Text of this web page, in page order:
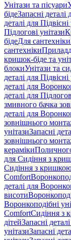
Унітази та пісуари
бідеЗапасні деталі
деталі для Підвісні
Підлогові унітази
бідеДля сантехніки
сантехніки
кришок-біде та
блокиУнітази та
деталі для Підвісні
деталі для
деталі для
змивного бачка
деталі для
зовнішнього
унітазиЗапасні
зовнішнього
кераміки
для Сидіння з
Сидіння з
Comfort
деталі для
висоти
Воронкоподібні
ComfortСидіння з
дітейЗапасні
унітазиЗапасні